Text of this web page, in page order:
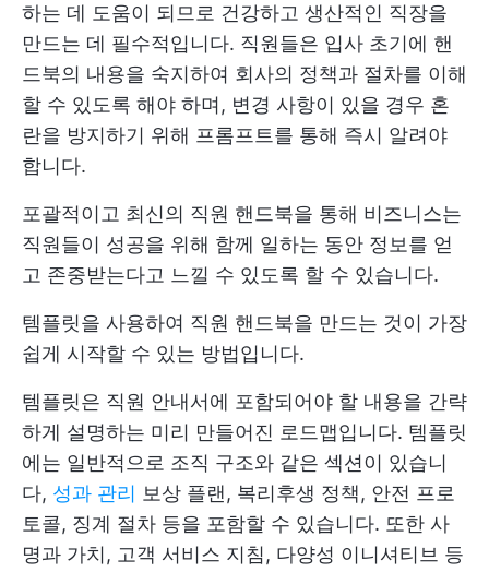
하는 데 도움이 되므로 건강하고 생산적인 직장을
만드는 데 필수적입니다. 직원들은 입사 초기에 핸
드북의 내용을 숙지하여 회사의 정책과 절차를 이해
할 수 있도록 해야 하며, 변경 사항이 있을 경우 혼
란을 방지하기 위해 프롬프트를 통해 즉시 알려야
합니다.
포괄적이고 최신의 직원 핸드북을 통해 비즈니스는
직원들이 성공을 위해 함께 일하는 동안 정보를 얻
고 존중받는다고 느낄 수 있도록 할 수 있습니다.
템플릿을 사용하여 직원 핸드북을 만드는 것이 가장
쉽게 시작할 수 있는 방법입니다.
템플릿은 직원 안내서에 포함되어야 할 내용을 간략
하게 설명하는 미리 만들어진 로드맵입니다. 템플릿
에는 일반적으로 조직 구조와 같은 섹션이 있습니
다, 성과 관리 보상 플랜, 복리후생 정책, 안전 프로
토콜, 징계 절차 등을 포함할 수 있습니다. 또한 사
명과 가치, 고객 서비스 지침, 다양성 이니셔티브 등